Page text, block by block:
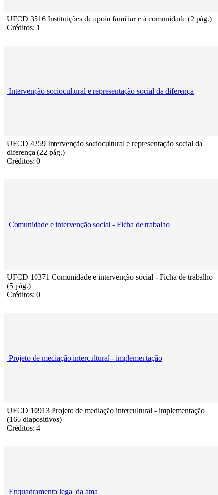
UFCD 3516 Instituições de apoio familiar e à comunidade (2 pág.)
Créditos: 1
Intervenção sociocultural e representação social da diferença
UFCD 4259 Intervenção sociocultural e representação social da
diferença (22 pág.)
Créditos: 0
Comunidade e intervenção social - Ficha de trabalho
UFCD 10371 Comunidade e intervenção social - Ficha de trabalho
(5 pág.)
Créditos: 0
Projeto de mediação intercultural - implementação
UFCD 10913 Projeto de mediação intercultural - implementação
(166 diapositivos)
Créditos: 4
Enquadramento legal da ama